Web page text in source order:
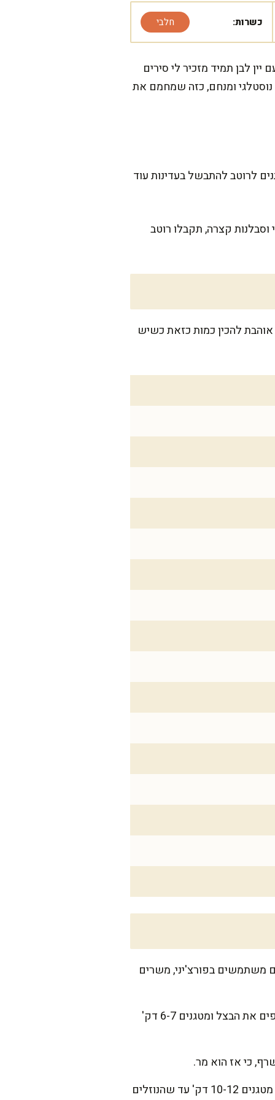
כשרות: חלבי
לבן תמיד מזכיר לי סירים
ומנחם, כזה שמחמם את
לרוטב להתבשל בעדינות עוד
קצרה, תקבלו רוטב
אני אוהבת להכין כמות כזאת כשיש
משתמשים בפורצ'יני, משרים
מחממים מחבת רחבה על אש בינונית. מוסיפים חמאה ושמן זית, וכשהחמאה נמסה לגמרי מוסיפים את הבצל ומטגנים 6-7 דק'
מוסיפים את הפטריות. בהתחלה ייראה כאילו אין מקום, אבל תנו להן 2-3 דק' והן יורדות בנפח. מטגנים 10-12 דק' עד שהנוזלים